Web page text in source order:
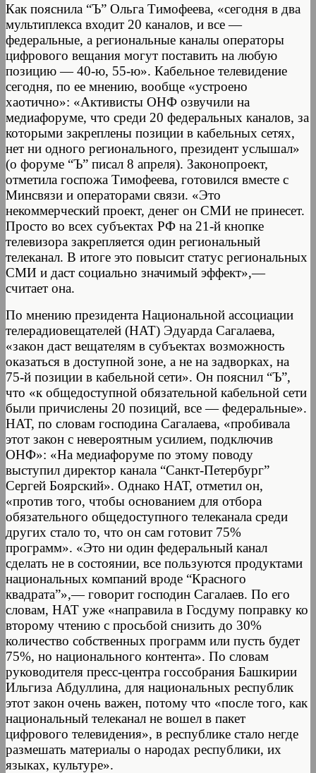
Как пояснила “Ъ” Ольга Тимофеева, «сегодня в два
мультиплекса входит 20 каналов, и все —
федеральные, а региональные каналы операторы
цифрового вещания могут поставить на любую
позицию — 40-ю, 55-ю». Кабельное телевидение
сегодня, по ее мнению, вообще «устроено
хаотично»: «Активисты ОНФ озвучили на
медиафоруме, что среди 20 федеральных каналов, за
которыми закреплены позиции в кабельных сетях,
нет ни одного регионального, президент услышал»
(о форуме “Ъ” писал 8 апреля). Законопроект,
отметила госпожа Тимофеева, готовился вместе с
Минсвязи и операторами связи. «Это
некоммерческий проект, денег он СМИ не принесет.
Просто во всех субъектах РФ на 21-й кнопке
телевизора закрепляется один региональный
телеканал. В итоге это повысит статус региональных
СМИ и даст социально значимый эффект»,—
считает она.
По мнению президента Национальной ассоциации
телерадиовещателей (НАТ) Эдуарда Сагалаева,
«закон даст вещателям в субъектах возможность
оказаться в доступной зоне, а не на задворках, на
75-й позиции в кабельной сети». Он пояснил “Ъ”,
что «к общедоступной обязательной кабельной сети
были причислены 20 позиций, все — федеральные».
НАТ, по словам господина Сагалаева, «пробивала
этот закон с невероятным усилием, подключив
ОНФ»: «На медиафоруме по этому поводу
выступил директор канала “Санкт-Петербург”
Сергей Боярский». Однако НАТ, отметил он,
«против того, чтобы основанием для отбора
обязательного общедоступного телеканала среди
других стало то, что он сам готовит 75%
программ». «Это ни один федеральный канал
сделать не в состоянии, все пользуются продуктами
национальных компаний вроде “Красного
квадрата”»,— говорит господин Сагалаев. По его
словам, НАТ уже «направила в Госдуму поправку ко
второму чтению с просьбой снизить до 30%
количество собственных программ или пусть будет
75%, но национального контента». По словам
руководителя пресс-центра госсобрания Башкирии
Ильгиза Абдуллина, для национальных республик
этот закон очень важен, потому что «после того, как
национальный телеканал не вошел в пакет
цифрового телевидения», в республике стало негде
размешать материалы о народах республики, их
языках, культуре».